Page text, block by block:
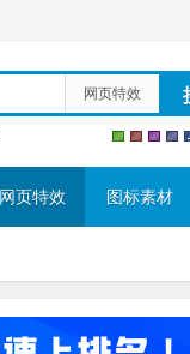
网页特效
网页特效 图标素材